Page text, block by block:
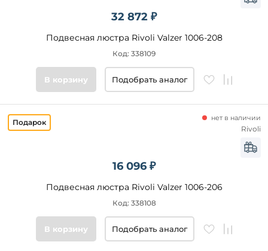
32 872 ₽
Подвесная люстра Rivoli Valzer 1006-208
Код: 338109
В корзину Подобрать аналог
16 096 ₽
Подвесная люстра Rivoli Valzer 1006-206
нет в наличии
Код: 338108
Rivoli
В корзину Подобрать аналог